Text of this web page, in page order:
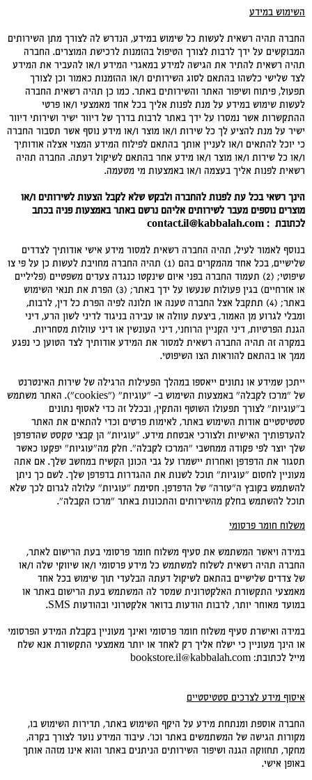
השימוש במידע
החברה תהיה רשאית לעשות כל שימוש במידע, הנדרש לה לצורך מתן השירותים
המבוקשים על ידך לרבות לצורך הטיפול בהזמנות לרכישת המוצרים. החברה
תהיה רשאית להתיר את הגישה למידע במאגרי המידע ו/או להעביר את המידע
לצד שלישי כלשהו בהתאם לסוג השירותים ו/או ההזמנות כאמור וכן לצורך
תפעול, פיתוח ושיפור האתר והשירותים באתר. כמו כן תהיה רשאית החברה
לעשות שימוש במידע על מנת לפנות אליך בכל אחד מאמצעי ו/או פרטי
ההתקשרות אשר נמסרו על ידך באתר לרבות בדרך של דיוור ישיר ושירותי דיוור
ישיר על מנת להציע לך כל שירות ו/או מוצר ו/או מידע נוסף אשר תסבור החברה
כי יוכל להתאים ו/או לעניין אותך בהתאם לפילוח המידע המצוי אצלה אודותיך
ו/או כל שירות ו/או מוצר ו/או מידע אחר בהתאם לשיקול דעתה. החברה תהיה
רשאית לפנות אליך בעצמה ו/או באמצעות מי מטעמה.
הינך רשאי בכל עת לפנות להחברה ולבקש שלא לקבל הצעות לשירותים ו/או
מוצרים נוספים מעבר לשירותים אליהם נרשם באתר באמצעות פניה בכתב
לכתובת : contact.il@kabbalah.com
בנוסף לאמור לעיל, תהיה החברה רשאית למסור מידע אישי אודותיך לצדדים
שלישיים, בכל אחד מהמקרים בהם (1) תהיה החברה מחויבת לעשות כן על פי צו
שיפוטי; (2) תעמוד החברה בפני איום שינקטו כנגדה צעדים משפטיים (פליליים
או אזרחיים) בגין פעולות שנעשו על ידך באתר; (3) הפרת את תנאי השימוש
באתר; (4) תתקבל אצל החברה טענה או תלונה לפיה הפרת כל דין, לרבות,
ומבלי לגרוע מן האמור, ביצעת עוולה או עבירה בניגוד לדיני לשון הרע, דיני
הגנת הפרטיות, דיני הקניין הרוחני, דיני העונשין או דיני עוולות מסחריות.
במקרה זה תהיה החברה רשאית למסור את המידע אודותיך לצד הטוען כי נפגע
ממך או בהתאם להוראות הצו השיפוטי.
ייתכן שמידע או נתונים ייאספו במהלך הפעילות הרגילה של שירות האינטרנט
של "מרכז לקבלה" באמצעות השימוש ב– "עוגיות" ("cookies"). האתר משתמש
ב"עוגיות" לצורך תפעולו השוטף והתקין, ובכלל זה כדי לאסוף נתונים
סטטיסטיים אודות השימוש באתר, לאימות פרטים וכדי להתאים את האתר
להעדפותיך האישיות ולצורכי אבטחת מידע. "עוגיות" הן קבצי טקסט שהדפדפן
שלך יוצר לפי פקודה ממחשבי "המרכז לקבלה". חלק מה"עוגיות" יפקעו כאשר
תסגור את הדפדפן ואחרות יישמרו על גבי הכונן הקשיח במחשב שלך. אם אתה
מעוניין לחסום "עוגיות" תוכל לשנות את ההגדרות בדפדפן שלך. לשם כך ניתן
להשתמש בקובץ ה"עזרה" של הדפדפן. חסימת "עוגיות" עלולה לגרום לכך שלא
תוכל להשתמש בחלק מהשירותים והתכונות באתר "מרכז הקבלה".
משלוח חומר פרסומי
במידה ויאשר המשתמש את סעיף משלוח חומר פרסומי בעת הרישום לאתר,
החברה תהיה רשאית לשלוח למשתמש כל מידע פרסומי ו/או שיווקי שלה ו/או
של צדדים שלישיים בהתאם לשיקול דעתה הבלעדי תוך שימוש בכל אחד
מאמצעי התקשורת האלקטרונית שמסר לה המשתמש בעת הרישום באתר או
במועד מאוחר יותר, לרבות הודעות בדואר אלקטרוני ובהודעות SMS.
במידה ואישרת סעיף משלוח חומר פרסומי ואינך מעוניין בקבלת המידע הפרסומי
או הינך מעוניין כי ישלח אליך רק לאחד או יותר מאמצעי התקשורת אנא שלח
מייל לכתובת: bookstore.il@kabbalah.com
איסוף מידע לצרכים סטטיסטיים
החברה אוספת ומנתחת מידע על היקף השימוש באתר, תדירות השימוש בו,
מקורות הגישה של המשתמשים באתר וכו'. עיבוד המידע נועד לצורך בקרה,
מחקר, תחזוקה הגנה ושיפור השירותים הניתנים באתר והוא אינו מזהה אותך
באופן אישי.